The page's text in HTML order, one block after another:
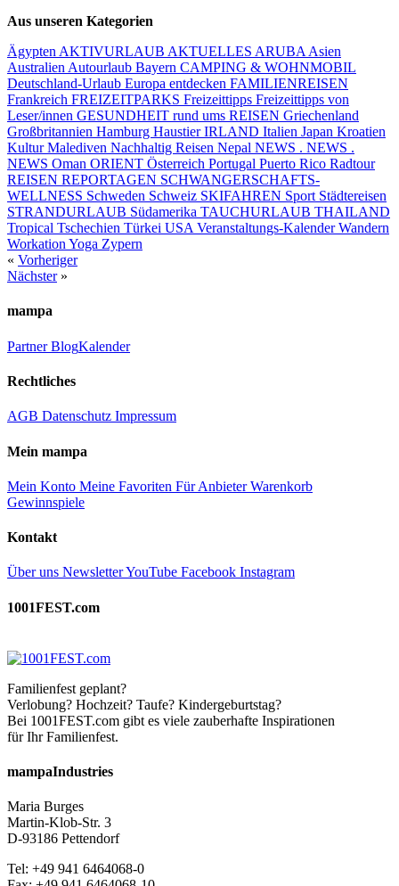
Aus unseren Kategorien
Ägypten AKTIVURLAUB AKTUELLES ARUBA Asien
Australien Autourlaub Bayern CAMPING & WOHNMOBIL
Deutschland-Urlaub Europa entdecken FAMILIENREISEN
Frankreich FREIZEITPARKS Freizeittipps Freizeittipps von
Leser/innen GESUNDHEIT rund ums REISEN Griechenland
Großbritannien Hamburg HaustierIRLAND Italien Japan Kroatien
KulturMalediven Nachhaltig Reisen Nepal NEWS . NEWS .
NEWS Oman ORIENT Österreich Portugal Puerto Rico Radtour
REISEN REPORTAGEN SCHWANGERSCHAFTS-
WELLNESS Schweden Schweiz SKIFAHREN Sport Städtereisen
STRANDURLAUB Südamerika TAUCHURLAUB THAILAND
Tropical Tschechien Türkei USA Veranstaltungs-KalenderWandern
Workation Yoga Zypern
« Vorheriger
Nächster»
mampa
PartnerBlogKalender
Rechtliches
AGB Datenschutz Impressum
Mein mampa
Mein Konto Meine Favoriten Für AnbieterWarenkorb
Gewinnspiele
Kontakt
Über uns NewsletterYouTube Facebook Instagram
1001FEST.com
Familienfest geplant?
Verlobung? Hochzeit? Taufe? Kindergeburtstag?
Bei 1001FEST.com gibt es viele zauberhafte Inspirationen
für Ihr Familienfest.
mampaIndustries
Maria Burges
Martin-Klob-Str. 3
D-93186 Pettendorf
Tel: +49 941 6464068-0